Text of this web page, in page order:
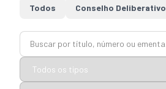
Todos Conselho Deliberativo